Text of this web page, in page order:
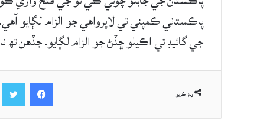
پاڪستاني ڪمپني تي لاپرواهي جو الزام
جي گائيڊ تي اڪيلو ڇڏڻ جو الزام لڳايو. جڏهن
ونڊ ڪريو
Facebook